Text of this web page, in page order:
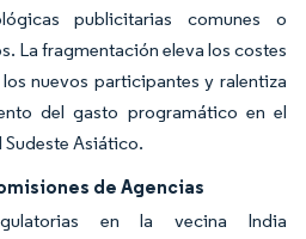
publicitarias comunes o
La fragmentación eleva los costes
nuevos participantes y ralentiza
del gasto programático en el
Asiático.
de Agencias
en la vecina India